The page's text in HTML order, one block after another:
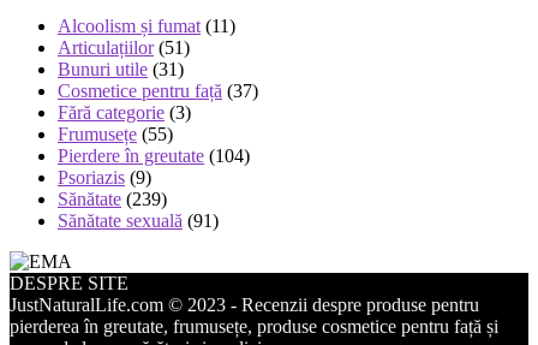
Alcoolism și fumat (11)
Articulațiilor(51)
Bunuri utile (31)
Cosmetice pentru față (37)
Fără categorie (3)
Frumusețe (55)
Pierdere în greutate (104)
Psoriazis (9)
Sănătate (239)
Sănătate sexuală (91)
DESPRE SITE
JustNaturalLife.com © 2023 - Recenzii despre produse pentru
pierderea în greutate, frumusețe, produse cosmetice pentru față și